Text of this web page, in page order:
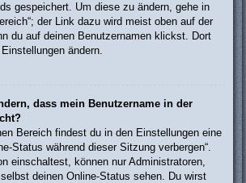
gespeichert. Um diese zu ändern, gehe in
der Link dazu wird meist oben auf der
du auf deinen Benutzernamen klickst. Dort
ändern.
dass mein Benutzername in der
Bereich findest du in den Einstellungen eine
Status während dieser Sitzung verbergen“.
einschaltest, können nur Administratoren,
deinen Online-Status sehen. Du wirst